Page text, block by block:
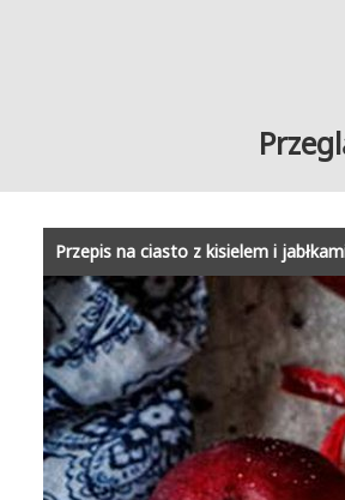
Przepis na ciasto z kisielem i